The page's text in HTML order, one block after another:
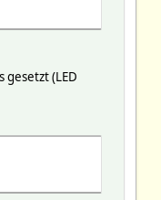
gesetzt (LED